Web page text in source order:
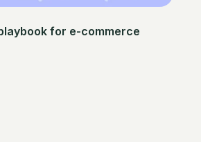
for e-commerce